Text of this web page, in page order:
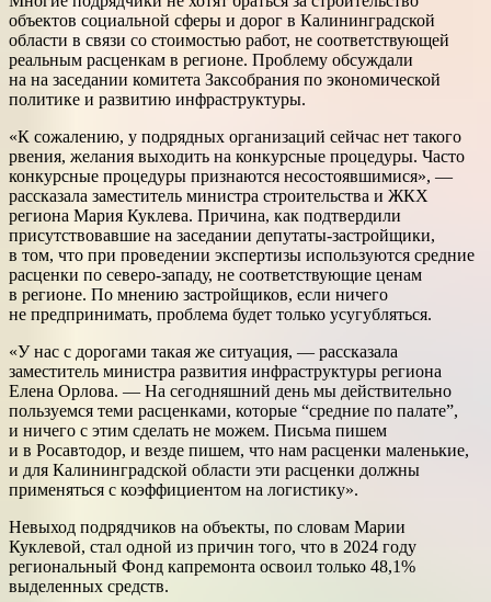
объектов социальной сферы и дорог в Калининградской
области в связи со стоимостью работ, не соответствующей
реальным расценкам в регионе. Проблему обсуждали
на на заседании комитета Заксобрания по экономической
политике и развитию инфраструктуры.
«К сожалению, у подрядных организаций сейчас нет такого
рвения, желания выходить на конкурсные процедуры. Часто
конкурсные процедуры признаются несостоявшимися», —
рассказала заместитель министра строительства и ЖКХ
региона Мария Куклева. Причина, как подтвердили
присутствовавшие на заседании депутаты-застройщики,
в том, что при проведении экспертизы используются средние
расценки по северо-западу, не соответствующие ценам
в регионе. По мнению застройщиков, если ничего
не предпринимать, проблема будет только усугубляться.
«У нас с дорогами такая же ситуация, — рассказала
заместитель министра развития инфраструктуры региона
Елена Орлова. — На сегодняшний день мы действительно
пользуемся теми расценками, которые “средние по палате”,
и ничего с этим сделать не можем. Письма пишем
и в Росавтодор, и везде пишем, что нам расценки маленькие,
и для Калининградской области эти расценки должны
применяться с коэффициентом на логистику».
Невыход подрядчиков на объекты, по словам Марии
Куклевой, стал одной из причин того, что в 2024 году
региональный Фонд капремонта освоил только 48,1%
выделенных средств.